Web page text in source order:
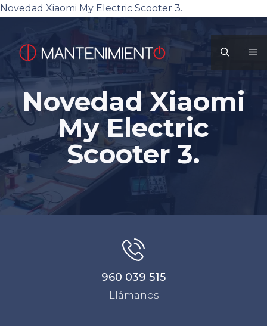
Novedad Xiaomi My Electric Scooter 3.
contenido
Novedad Xiaomi
My Electric
Scooter 3.
960 039 515
Llámanos